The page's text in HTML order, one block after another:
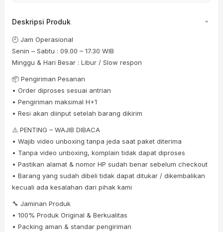
Deskripsi Produk
🕘 Jam Operasional
Senin – Sabtu : 09.00 – 17.30 WIB
Minggu & Hari Besar : Libur / Slow respon
📦 Pengiriman Pesanan
• Order diproses sesuai antrian
• Pengiriman maksimal H+1
• Resi akan diinput setelah barang dikirim
⚠️ PENTING – WAJIB DIBACA
• Wajib video unboxing tanpa jeda saat paket diterima
• Tanpa video unboxing, komplain tidak dapat diproses
• Pastikan alamat & nomor HP sudah benar sebelum checkout
• Barang yang sudah dibeli tidak dapat ditukar / dikembalikan
kecuali ada kesalahan dari pihak kami
🔧 Jaminan Produk
• 100% Produk Original & Berkualitas
• Packing aman & standar pengiriman